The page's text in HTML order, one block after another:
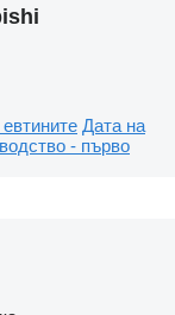
Дата на
- първо